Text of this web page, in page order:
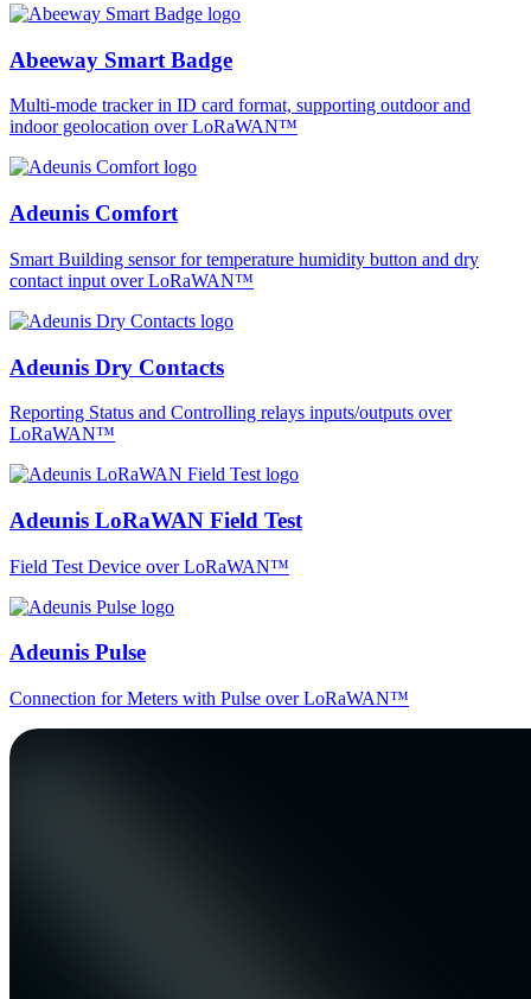
Abeeway Smart Badge
Multi-mode tracker in ID card format, supporting outdoor and
indoor geolocation over LoRaWAN™
Adeunis Comfort
Smart Building sensor for temperature humidity button and dry
contact input over LoRaWAN™
Adeunis Dry Contacts
Reporting Status and Controlling relays inputs/outputs over
LoRaWAN™
Adeunis LoRaWAN Field Test
Field Test Device over LoRaWAN™
Adeunis Pulse
Connection for Meters with Pulse over LoRaWAN™